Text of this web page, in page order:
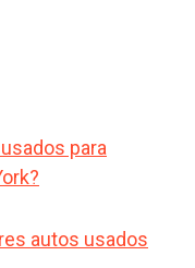
para
autos usados